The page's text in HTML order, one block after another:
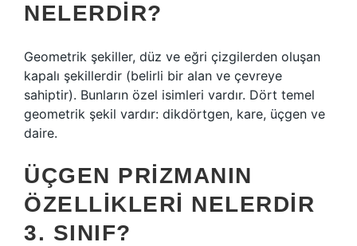
NELERDIR?
Geometrik şekiller, düz ve eğri çizgilerden oluşan
kapalı şekillerdir (belirli bir alan ve çevreye
sahiptir). Bunların özel isimleri vardır. Dört temel
geometrik şekil vardır: dikdörtgen, kare, üçgen ve
daire.
ÜÇGEN PRIZMANIN
ÖZELLIKLERI NELERDIR
3. SINIF?